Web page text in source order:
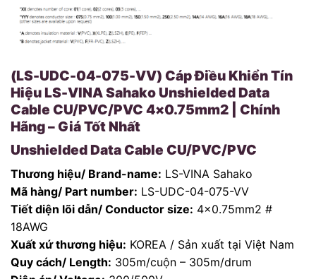
(LS-UDC-04-075-VV) Cáp Điều Khiển Tín
Hiệu LS-VINA Sahako Unshielded Data
Cable CU/PVC/PVC 4×0.75mm2 | Chính
Hãng – Giá Tốt Nhất
Unshielded Data Cable CU/PVC/PVC
Thương hiệu/ Brand-name: LS-VINA Sahako
Mã hàng/ Part number: LS-UDC-04-075-VV
Tiết diện lõi dẫn/ Conductor size: 4×0.75mm2 #
18AWG
Xuất xứ thương hiệu: KOREA / Sản xuất tại Việt Nam
Quy cách/ Length: 305m/cuộn – 305m/drum